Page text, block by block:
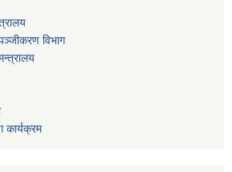
विभाग
कार्यक्रम